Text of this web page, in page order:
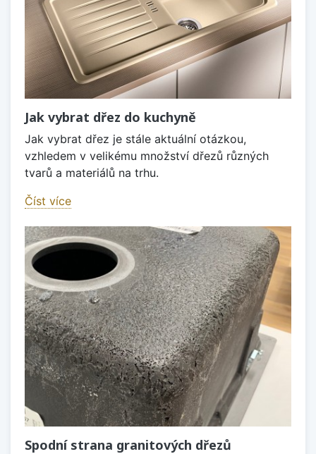
Jak vybrat dřez do kuchyně
Jak vybrat dřez je stále aktuální otázkou,
vzhledem v velikému množství dřezů různých
tvarů a materiálů na trhu.
Číst více
Spodní strana granitových dřezů